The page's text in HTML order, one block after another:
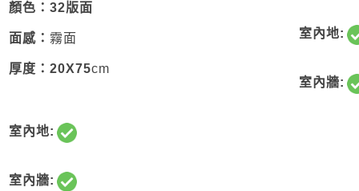
顏色：32版面
面感： 霧面
厚度：20X75cm
室內地:
室內牆:
室內地:
室內牆: